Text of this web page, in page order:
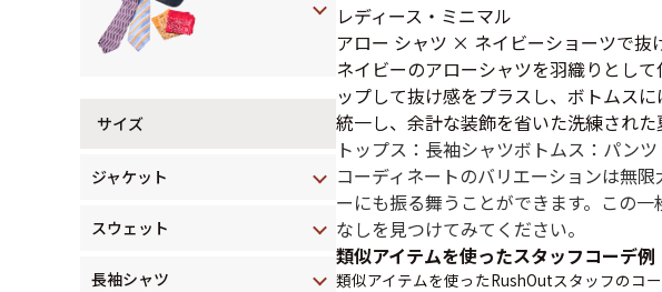
レディース・ミニマル
アロー シャツ × ネイビーショーツで抜
ネイビーのアローシャツを羽織りとし
ップして抜け感をプラスし、ボトムス
統一し、余計な装飾を省いた洗練された
トップス：長袖シャツボトムス：パンツ
コーディネートのバリエーションは無
ーにも振る舞うことができます。この
なしを見つけてみてください。
類似アイテムを使ったスタッフコーデ例
類似アイテムを使ったRushOutスタッフのコ
サイズ
ジャケット
スウェット
長袖シャツ